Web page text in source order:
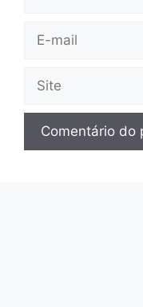
Site